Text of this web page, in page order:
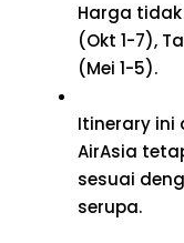
Harga
(Okt 1-7),
(Mei 1-5).
Itinerary ini
AirAsia
sesuai
serupa.